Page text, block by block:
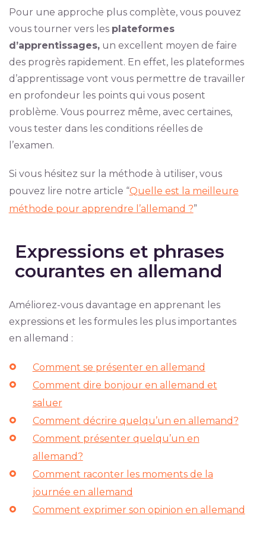
Pour une approche plus complète, vous pouvez
vous tourner vers les plateformes
d’apprentissages,un excellent moyen de faire
des progrès rapidement. En effet, les plateformes
d’apprentissage vont vous permettre de travailler
en profondeur les points qui vous posent
problème. Vous pourrez même, avec certaines,
vous tester dans les conditions réelles de
l’examen.
Si vous hésitez sur la méthode à utiliser, vous
pouvez lire notre article “Quelle est la meilleure
méthode pour apprendre l’allemand ?”
Expressions et phrases
courantes en allemand
Améliorez-vous davantage en apprenant les
expressions et les formules les plus importantes
en allemand :
Comment se présenter en allemand
Comment dire bonjour en allemand et
saluer
Comment décrire quelqu’un en allemand?
Comment présenter quelqu’un en
allemand?
Comment raconter les moments de la
journée en allemand
Comment exprimer son opinion en allemand